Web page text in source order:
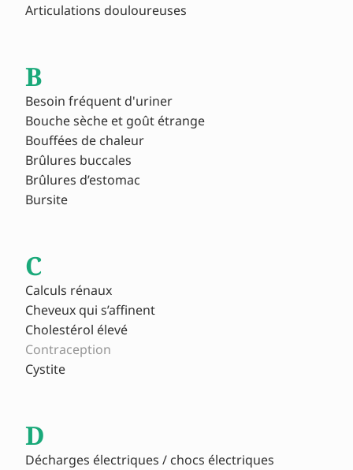
Articulations douloureuses
B
Besoin fréquent d'uriner
Bouche sèche et goût étrange
Bouffées de chaleur
Brûlures buccales
Brûlures d’estomac
Bursite
C
Calculs rénaux
Cheveux qui s’affinent
Cholestérol élevé
Contraception
Cystite
D
Décharges électriques / chocs électriques